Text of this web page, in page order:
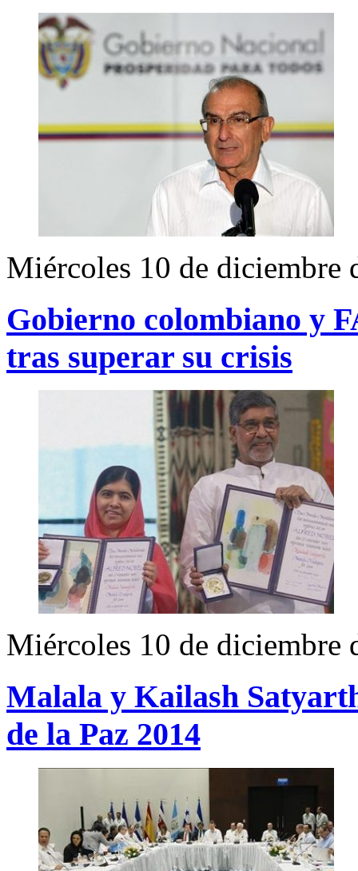
Miércoles 10 de diciembre
Gobierno colombiano y
tras superar su crisis
Miércoles 10 de diciembre
Malala y Kailash
de la Paz 2014